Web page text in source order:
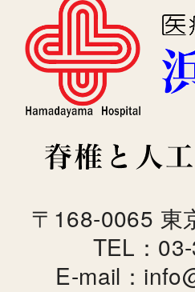
〒168-0065 東
TEL：
E-mail：